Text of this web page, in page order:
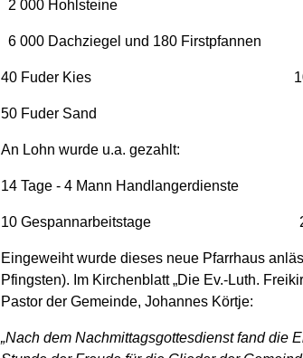
2 000 Hohlsteine 96.-
6 000 Dachziegel und 180 Firstpfannen
40 Fuder Kies 100.-
50 Fuder Sand 50.-
An Lohn wurde u.a. gezahlt:
14 Tage - 4 Mann Handlangerdienste
10 Gespannarbeitstage
Eingeweiht wurde dieses neue Pfarrhaus
Pfingsten). Im Kirchenblatt „Die Ev.-Luth.
Pastor der Gemeinde, Johannes Körtje:
„Nach dem Nachmittagsgottesdienst fand die